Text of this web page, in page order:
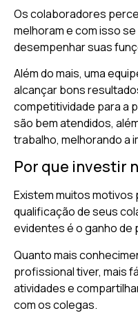
Os colaboradores
melhoram e com isso
desempenhar suas
Além do mais, uma
alcançar bons
competitividade para a
são bem atendidos,
trabalho, melhorando a
Por que investir
Existem muitos motivos
qualificação de seus
evidentes é o ganho de
Quanto mais
profissional tiver, mais
atividades e
com os colegas.